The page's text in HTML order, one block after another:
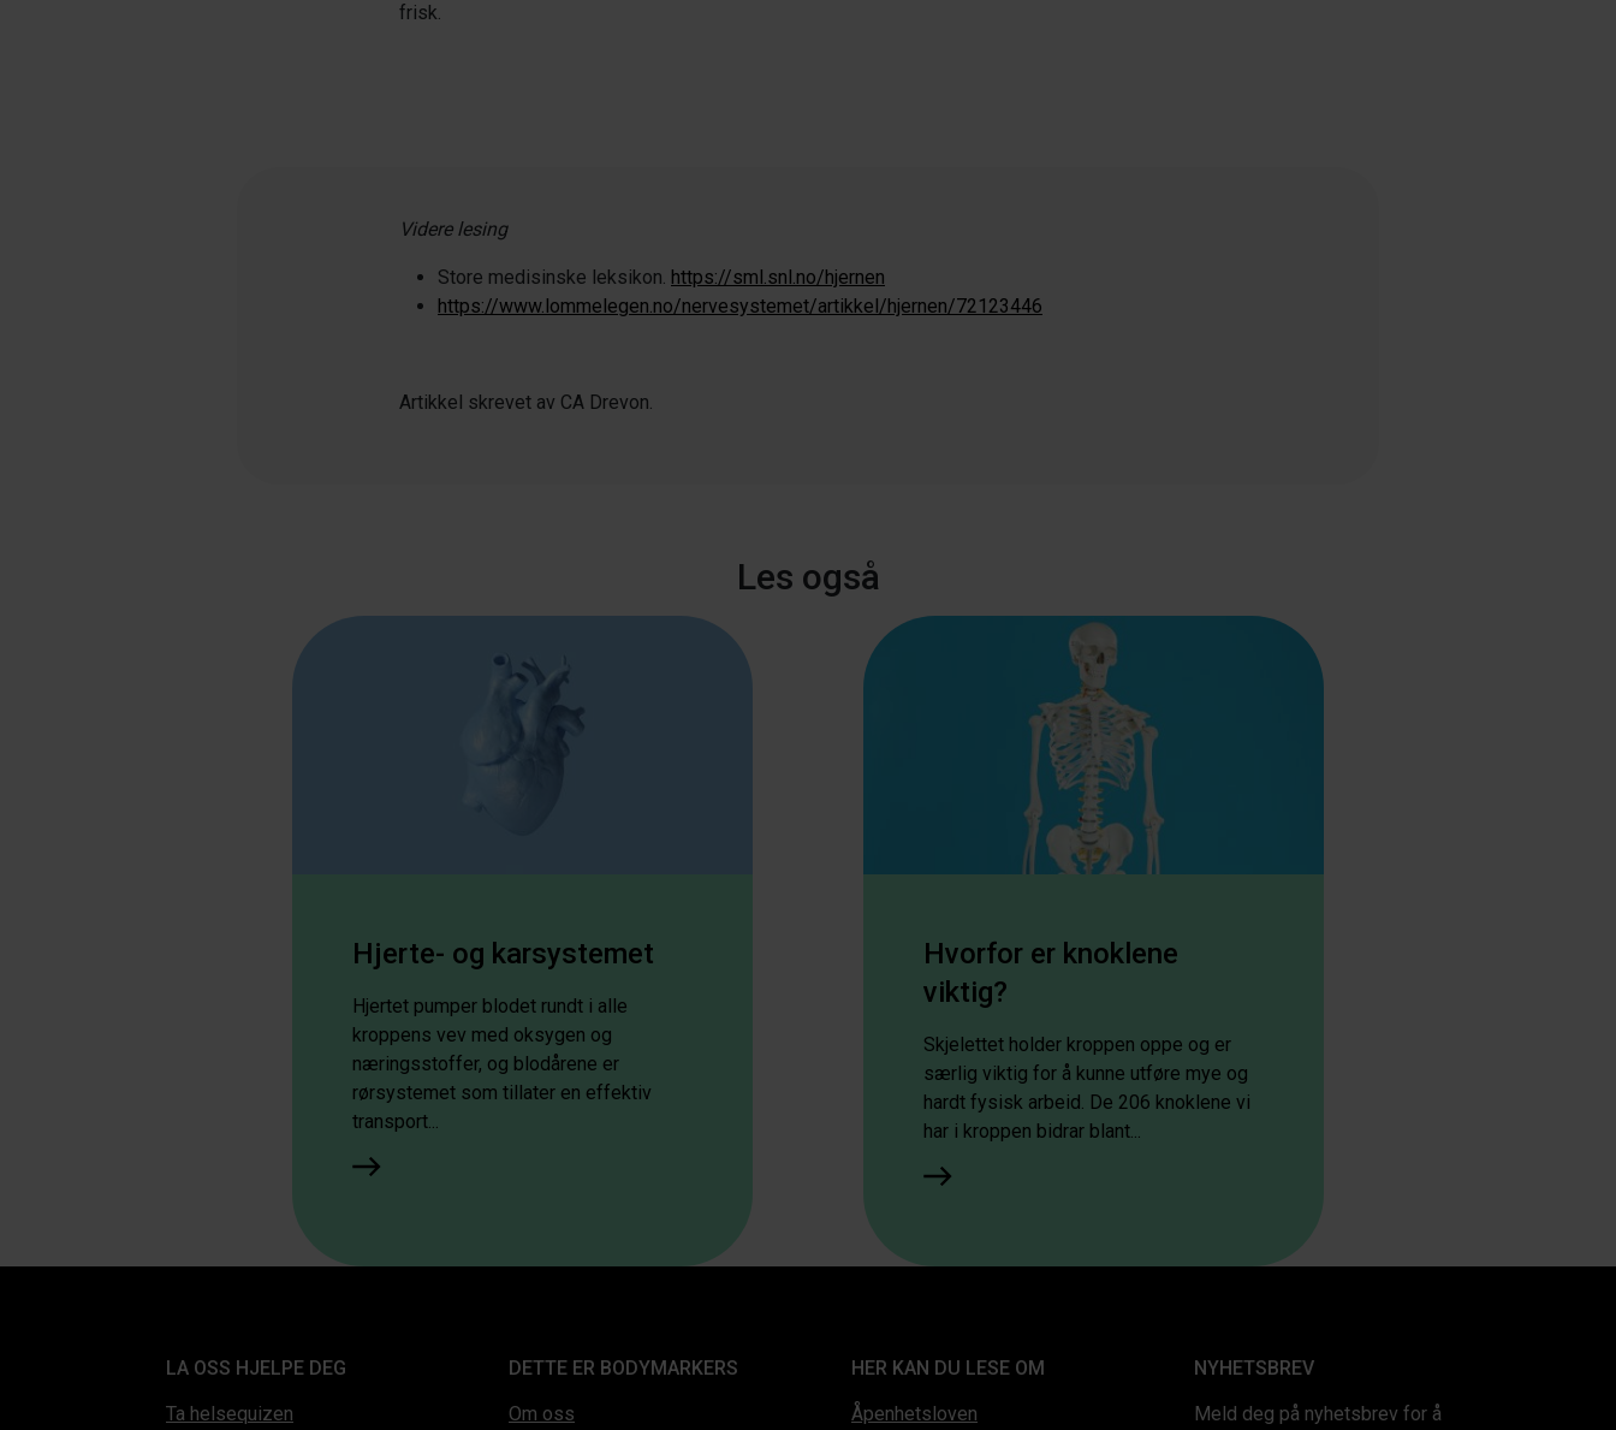
frisk.
Videre lesing
Store medisinske leksikon. https://sml.snl.no/hjernen
https://www.lommelegen.no/nervesystemet/artikkel/hjernen/72123446
Artikkel skrevet av CA Drevon.
Les også
Hjerte- og karsystemet
Hjertet pumper blodet rundt i alle
kroppens vev med oksygen og
næringsstoffer, og blodårene er
rørsystemet som tillater en effektiv
transport...
Hvorfor er knoklene
viktig?
Skjelettet holder kroppen oppe og er
særlig viktig for å kunne utføre mye og
hardt fysisk arbeid. De 206 knoklene vi
har i kroppen bidrar blant...
LA OSS HJELPE DEG
Ta helsequizen
DETTE ER BODYMARKERS
Om oss
HER KAN DU LESE OM
Åpenhetsloven
NYHETSBREV
Meld deg på nyhetsbrev for å